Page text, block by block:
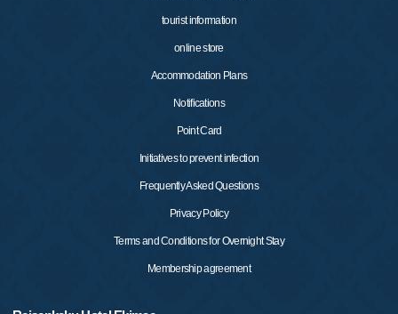
tourist information
online store
Accommodation Plans
Notifications
Point Card
Initiatives to prevent infection
Frequently Asked Questions
Privacy Policy
Terms and Conditions for Overnight Stay
Membership agreement